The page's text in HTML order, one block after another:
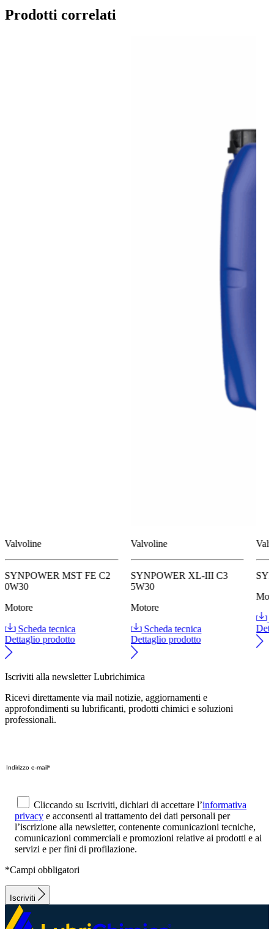
Prodotti correlati
Valvoline
SYNPOWER MST FE C2
0W30
Motore
Scheda tecnica
Dettaglio prodotto
Valvoline
SYNPOWER XL-III C3
5W30
Motore
Scheda tecnica
Dettaglio prodotto
Iscriviti alla newsletter Lubrichimica
Ricevi direttamente via mail notizie, aggiornamenti e
approfondimenti su lubrificanti, prodotti chimici e soluzioni
professionali.
Cliccando su Iscriviti, dichiari di accettare l’informativa
privacy e acconsenti al trattamento dei dati personali per
l’iscrizione alla newsletter, contenente comunicazioni tecniche,
comunicazioni commerciali e promozioni relative ai prodotti e ai
servizi e per fini di profilazione.
*Campi obbligatori
Iscriviti